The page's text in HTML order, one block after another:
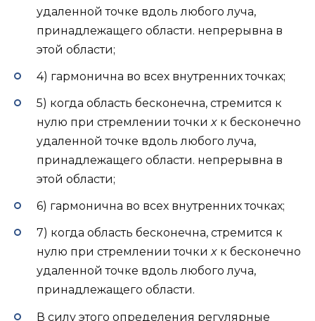
удаленной точке вдоль любого луча,
принадлежащего области. непрерывна в
этой области;
4) гармонична во всех внутренних точках;
5) когда область бесконечна, стремится к
нулю при стремлении точкиx к бесконечно
удаленной точке вдоль любого луча,
принадлежащего области. непрерывна в
этой области;
6) гармонична во всех внутренних точках;
7) когда область бесконечна, стремится к
нулю при стремлении точкиx к бесконечно
удаленной точке вдоль любого луча,
принадлежащего области.
В силу этого определения регулярные